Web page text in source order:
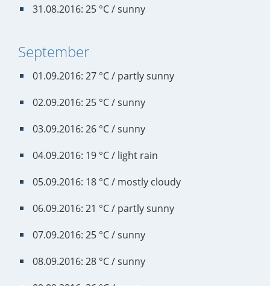
31.08.2016: 25 °C / sunny
September
01.09.2016: 27 °C / partly sunny
02.09.2016: 25 °C / sunny
03.09.2016: 26 °C / sunny
04.09.2016: 19 °C / light rain
05.09.2016: 18 °C / mostly cloudy
06.09.2016: 21 °C / partly sunny
07.09.2016: 25 °C / sunny
08.09.2016: 28 °C / sunny